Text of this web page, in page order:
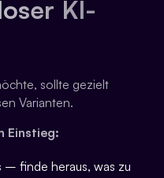
KI-
sollte gezielt
Varianten.
Einstieg:
– finde heraus, was zu